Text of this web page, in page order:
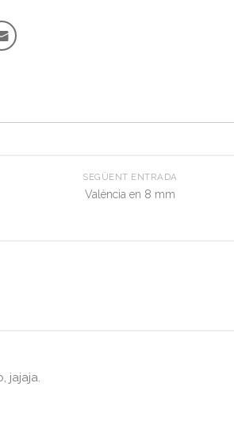
SEGÜENT ENTRADA
València en 8 mm
jajaja.